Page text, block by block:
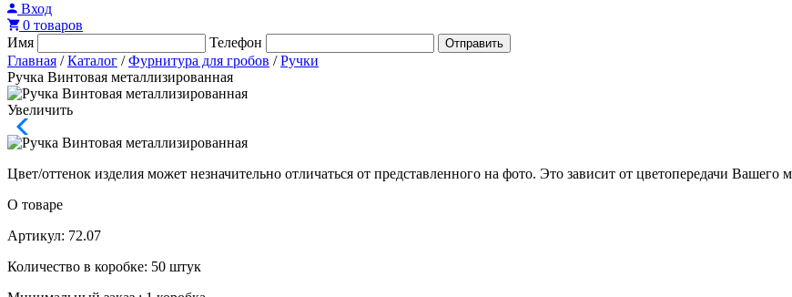
Вход
0 товаров
Имя
Телефон Отправить
Главная / Каталог / Фурнитура для гробов / Ручки
Ручка Винтовая металлизированная
Увеличить
Цвет/оттенок изделия может незначительно отличаться от представленного на фото. Это зависит от цветопередачи
О товаре
Артикул: 72.07
Количество в коробке: 50 штук